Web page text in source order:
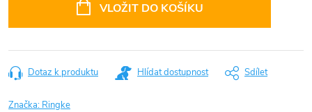
VLOŽIT DO KOŠÍKU
Dotaz k produktu Hlídat dostupnost Sdílet
Značka: Ringke